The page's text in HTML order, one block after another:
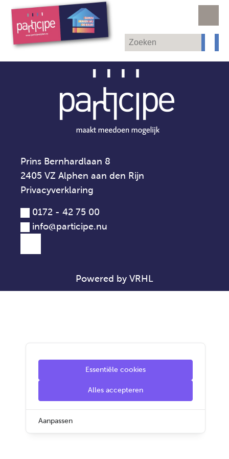
Prins Bernhardlaan 8
2405 VZ Alphen aan den Rijn
Privacyverklaring
0172 - 42 75 00
info@participe.nu
Powered by VRHL
Essentiële cookies
Alles accepteren
Aanpassen